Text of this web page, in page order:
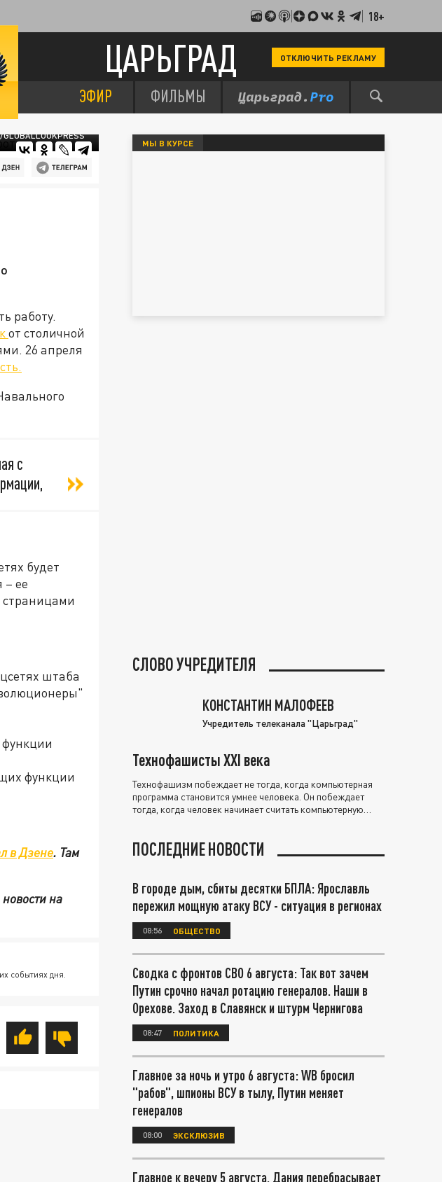
18+
ЦАРЬГРАД ОТКЛЮЧИТЬ РЕКЛАМУ
ЭФИР ФИЛЬМЫ
работу.
от столичной
26 апреля
с
будет
– ее
страницами
штаба
функции
в Дзене. Там
на
событиях дня.
МЫ В КУРСЕ
СЛОВО УЧРЕДИТЕЛЯ
КОНСТАНТИН МАЛОФЕЕВ
Учредитель телеканала "Царьград"
Технофашисты XXI века
Технофашизм побеждает не тогда, когда компьютерная
программа становится умнее человека. Он побеждает
тогда, когда человек начинает считать компьютерную
ПОСЛЕДНИЕ НОВОСТИ
В городе дым, сбиты десятки БПЛА: Ярославль
пережил мощную атаку ВСУ - ситуация в регионах
08:56 ОБЩЕСТВО
Сводка с фронтов СВО 6 августа: Так вот зачем
Путин срочно начал ротацию генералов. Наши в
Орехове. Заход в Славянск и штурм Чернигова
08:47 ПОЛИТИКА
Главное за ночь и утро 6 августа: WB бросил
"рабов", шпионы ВСУ в тылу, Путин меняет
генералов
08:00 ЭКСКЛЮЗИВ
Главное к вечеру 5 августа. Дания перебрасывает